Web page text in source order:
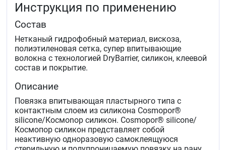
Инструкция по применению
Состав
Нетканый гидрофобный материал, вискоза,
полиэтиленовая сетка, супер впитывающие
волокна с технологией DryBarrier, силикон, клеевой
состав и покрытие.
Описание
Повязка впитывающая пластырного типа с
контактным слоем из силикона Cosmopor®
silicone/Кocмonop силикон. Cosmopor® silicone/
Кocмoпop силикон представляет собой
неактивную одноразовую самоклеящуюся